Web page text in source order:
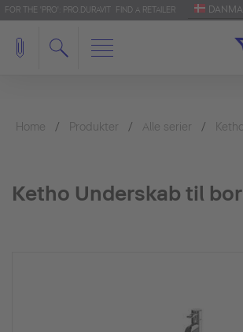
FOR THE 'PRO': PRO.DURAVIT FIND A RETAILER
Home Produkter Alle serier Ketho
Ketho Underskab til